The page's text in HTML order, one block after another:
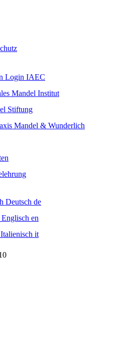
Login IAEC
Mandel Institut
Stiftung
Mandel & Wunderlich
Deutsch de
Englisch en
Italienisch it